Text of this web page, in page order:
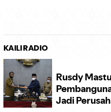
KAILI RADIO